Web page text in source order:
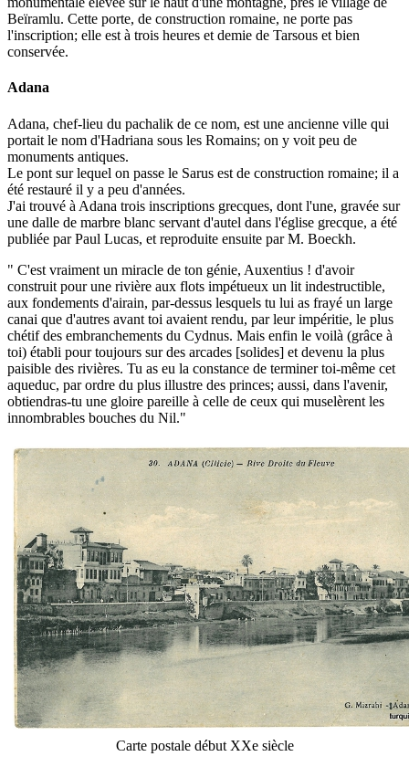
Beïramlu. Cette porte, de construction romaine, ne porte pas
l'inscription; elle est à trois heures et demie de Tarsous et bien
conservée.
Adana
Adana, chef-lieu du pachalik de ce nom, est une ancienne ville qui
portait le nom d'Hadriana sous les Romains; on y voit peu de
monuments antiques.
Le pont sur lequel on passe le Sarus est de construction romaine; il a
été restauré il y a peu d'années.
J'ai trouvé à Adana trois inscriptions grecques, dont l'une, gravée sur
une dalle de marbre blanc servant d'autel dans l'église grecque, a été
publiée par Paul Lucas, et reproduite ensuite par M. Boeckh.
" C'est vraiment un miracle de ton génie, Auxentius ! d'avoir
construit pour une rivière aux flots impétueux un lit indestructible,
aux fondements d'airain, par-dessus lesquels tu lui as frayé un large
canai que d'autres avant toi avaient rendu, par leur impéritie, le plus
chétif des embranchements du Cydnus. Mais enfin le voilà (grâce à
toi) établi pour toujours sur des arcades [solides] et devenu la plus
paisible des rivières. Tu as eu la constance de terminer toi-même cet
aqueduc, par ordre du plus illustre des princes; aussi, dans l'avenir,
obtiendras-tu une gloire pareille à celle de ceux qui muselèrent les
innombrables bouches du Nil."
Carte postale début XXe siècle